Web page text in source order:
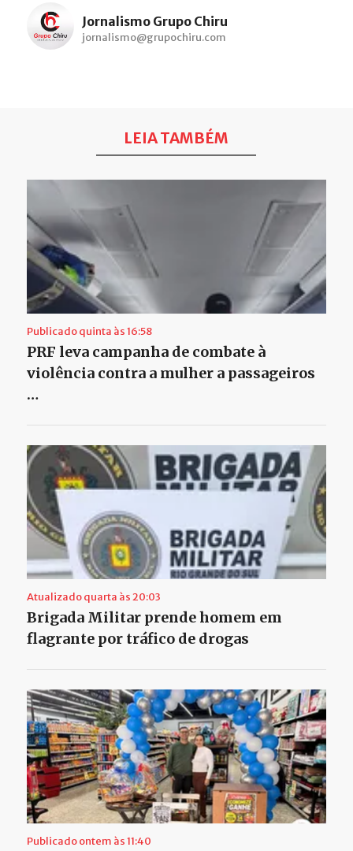
Jornalismo Grupo Chiru
jornalismo@grupochiru.com
LEIA TAMBÉM
Publicado quinta às 16:58
PRF leva campanha de combate à
violência contra a mulher a passageiros
…
Atualizado quarta às 20:03
Brigada Militar prende homem em
flagrante por tráfico de drogas
Publicado ontem às 11:40